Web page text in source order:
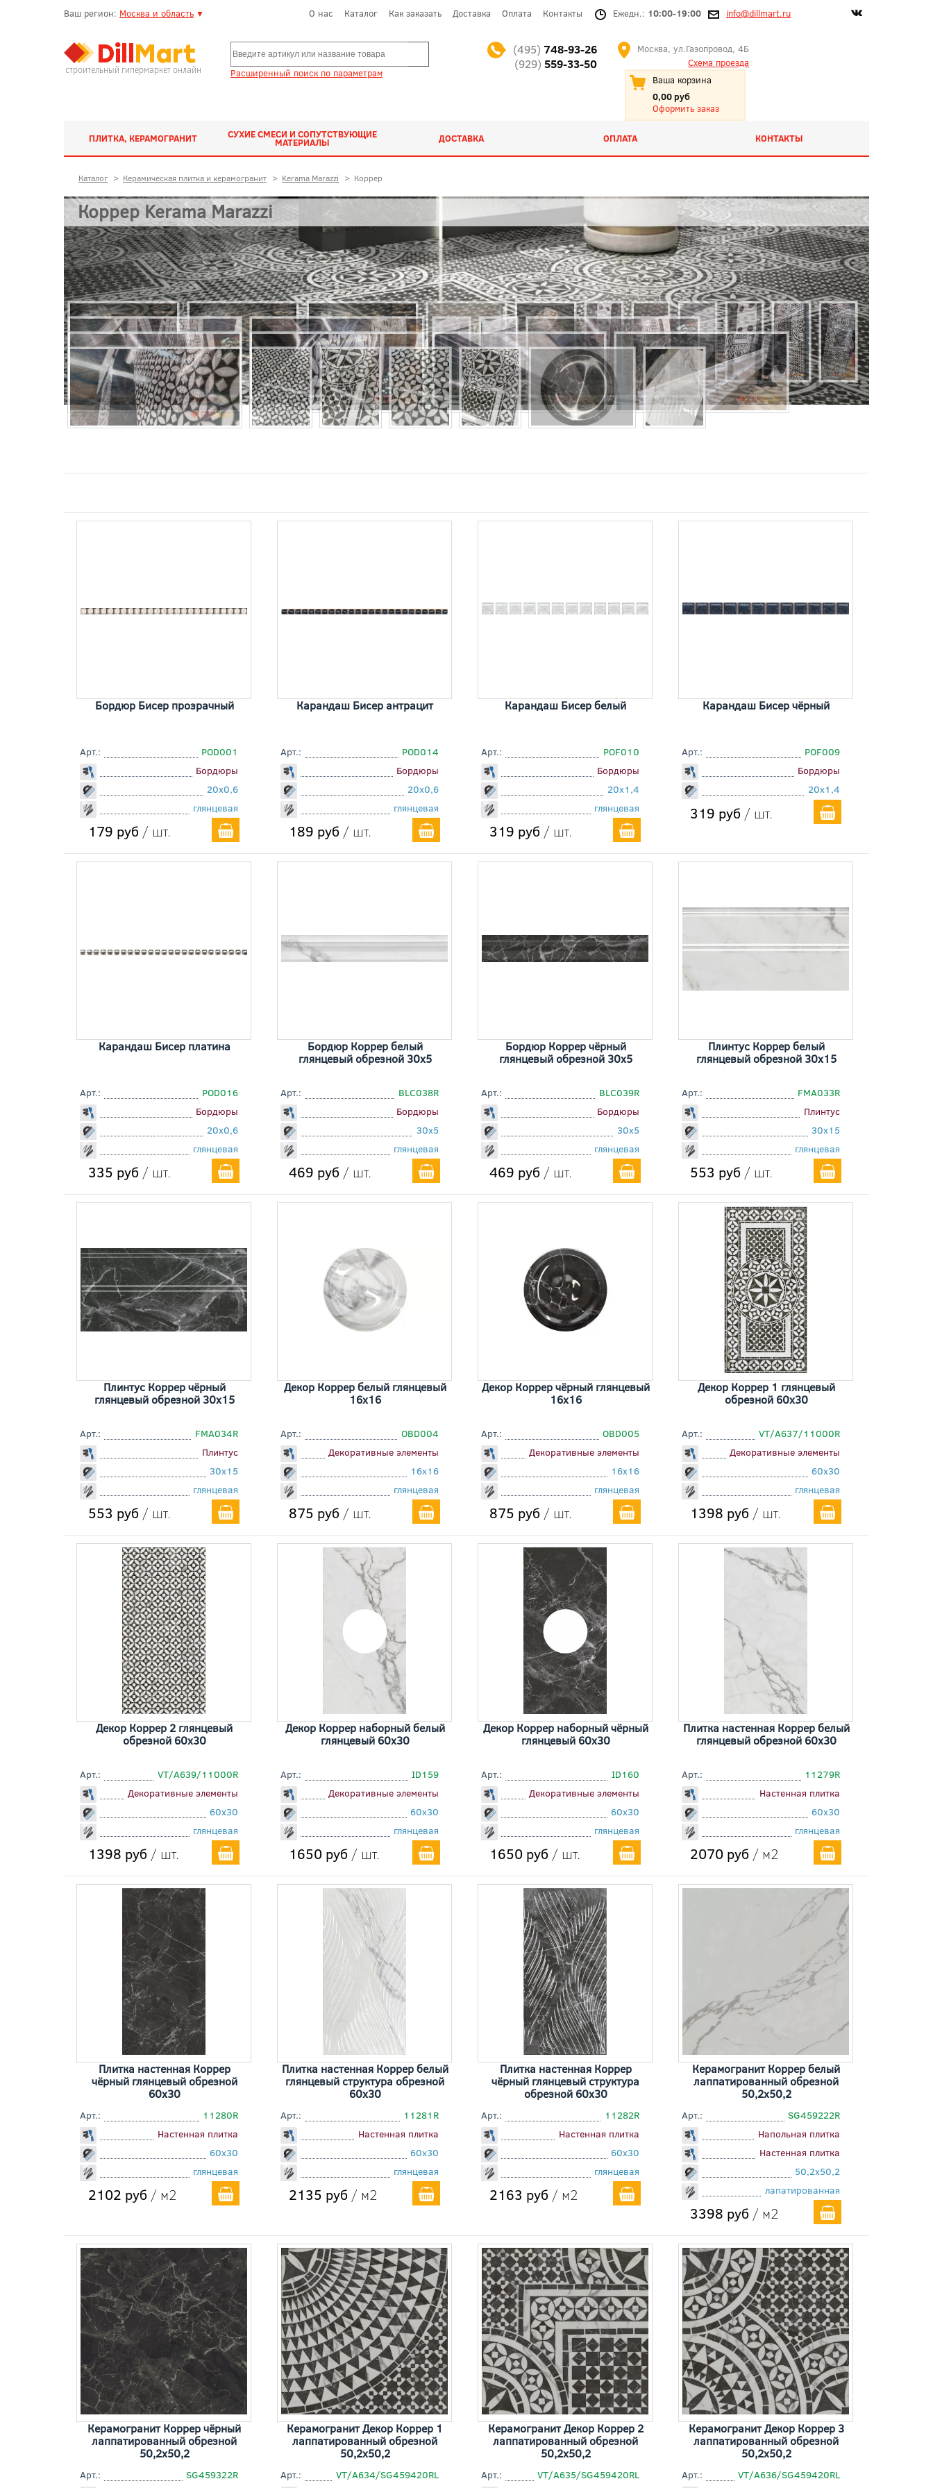
Ваш регион: Москва и область ▼ О нас Каталог Как заказать Доставка Оплата Контакты Ежедн.: 10:00-19:00 info@dillmart.ru
строительный гипермаркет онлайн Расширенный поиск по параметрам
(495) 748-93-26
(929) 559-33-50
Москва, ул.Газопровод, 4Б
Схема проезда
Ваша корзина
0,00 руб
Оформить заказ
ПЛИТКА, КЕРАМОГРАНИТ СУХИЕ СМЕСИ И СОПУТСТВУЮЩИЕ
МАТЕРИАЛЫ ДОСТАВКА ОПЛАТА КОНТАКТЫ
Каталог > Керамическая плитка и керамогранит > Kerama Marazzi > Коррер
Коррер Kerama Marazzi
Бордюр Бисер прозрачный
Арт.:
POD001
Бордюры
20x0,6
глянцевая
179 руб / шт.
Карандаш Бисер антрацит
Арт.:
POD014
Бордюры
20x0,6
глянцевая
189 руб / шт.
Карандаш Бисер белый
Арт.:
POF010
Бордюры
20x1,4
глянцевая
319 руб / шт.
Карандаш Бисер чёрный
Арт.:
POF009
Бордюры
20x1,4
319 руб / шт.
Карандаш Бисер платина
Арт.:
POD016
Бордюры
20x0,6
глянцевая
335 руб / шт.
Бордюр Коррер белый
глянцевый обрезной 30x5
Арт.:
BLC038R
Бордюры
30x5
глянцевая
469 руб / шт.
Бордюр Коррер чёрный
глянцевый обрезной 30x5
Арт.:
BLC039R
Бордюры
30x5
глянцевая
469 руб / шт.
Плинтус Коррер белый
глянцевый обрезной 30x15
Арт.:
FMA033R
Плинтус
30x15
глянцевая
553 руб / шт.
Плинтус Коррер чёрный
глянцевый обрезной 30x15
Арт.:
FMA034R
Плинтус
30x15
глянцевая
553 руб / шт.
Декор Коррер белый глянцевый
16x16
Арт.:
OBD004
Декоративные элементы
16x16
глянцевая
875 руб / шт.
Декор Коррер чёрный глянцевый
16x16
Арт.:
OBD005
Декоративные элементы
16x16
глянцевая
875 руб / шт.
Декор Коррер 1 глянцевый
обрезной 60x30
Арт.:
VT/A637/11000R
Декоративные элементы
60x30
глянцевая
1398 руб / шт.
Декор Коррер 2 глянцевый
обрезной 60x30
Арт.:
VT/A639/11000R
Декоративные элементы
60x30
глянцевая
1398 руб / шт.
Декор Коррер наборный белый
глянцевый 60x30
Арт.:
ID159
Декоративные элементы
60x30
глянцевая
1650 руб / шт.
Декор Коррер наборный чёрный
глянцевый 60x30
Арт.:
ID160
Декоративные элементы
60x30
глянцевая
1650 руб / шт.
Плитка настенная Коррер белый
глянцевый обрезной 60x30
Арт.:
11279R
Настенная плитка
60x30
глянцевая
2070 руб / м2
Плитка настенная Коррер
чёрный глянцевый обрезной
60x30
Арт.:
11280R
Настенная плитка
60x30
глянцевая
2102 руб / м2
Плитка настенная Коррер белый
глянцевый структура обрезной
60x30
Арт.:
11281R
Настенная плитка
60x30
глянцевая
2135 руб / м2
Плитка настенная Коррер
чёрный глянцевый структура
обрезной 60x30
Арт.:
11282R
Настенная плитка
60x30
глянцевая
2163 руб / м2
Керамогранит Коррер белый
лаппатированный обрезной
50,2x50,2
Арт.:
SG459222R
Напольная плитка
Настенная плитка
50,2x50,2
лапатированная
3398 руб / м2
Керамогранит Коррер чёрный
лаппатированный обрезной
50,2x50,2
Арт.:
SG459322R
Керамогранит Декор Коррер 1
лаппатированный обрезной
50,2x50,2
Арт.:
VT/A634/SG459420RL
Керамогранит Декор Коррер 2
лаппатированный обрезной
50,2x50,2
Арт.:
VT/A635/SG459420RL
Керамогранит Декор Коррер 3
лаппатированный обрезной
50,2x50,2
Арт.:
VT/A636/SG459420RL